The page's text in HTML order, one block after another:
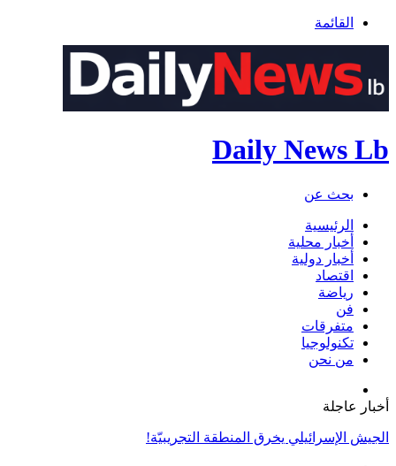
القائمة
Daily News Lb
بحث عن
الرئيسية
أخبار محلية
أخبار دولية
اقتصاد
رياضة
فن
متفرقات
تكنولوجيا
من نحن
أخبار عاجلة
الجيش الإسرائيلي يخرق المنطقة التجريبيّة!